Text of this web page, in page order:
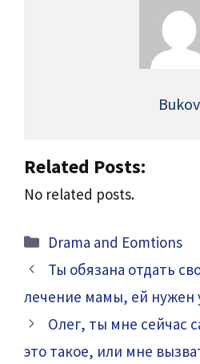
Bukov
Related Posts:
No related posts.
Categories
Drama and Eomtions
Ты обязана отдать
лечение мамы, ей нужен
Олег, ты мне сейчас
это такое, или мне